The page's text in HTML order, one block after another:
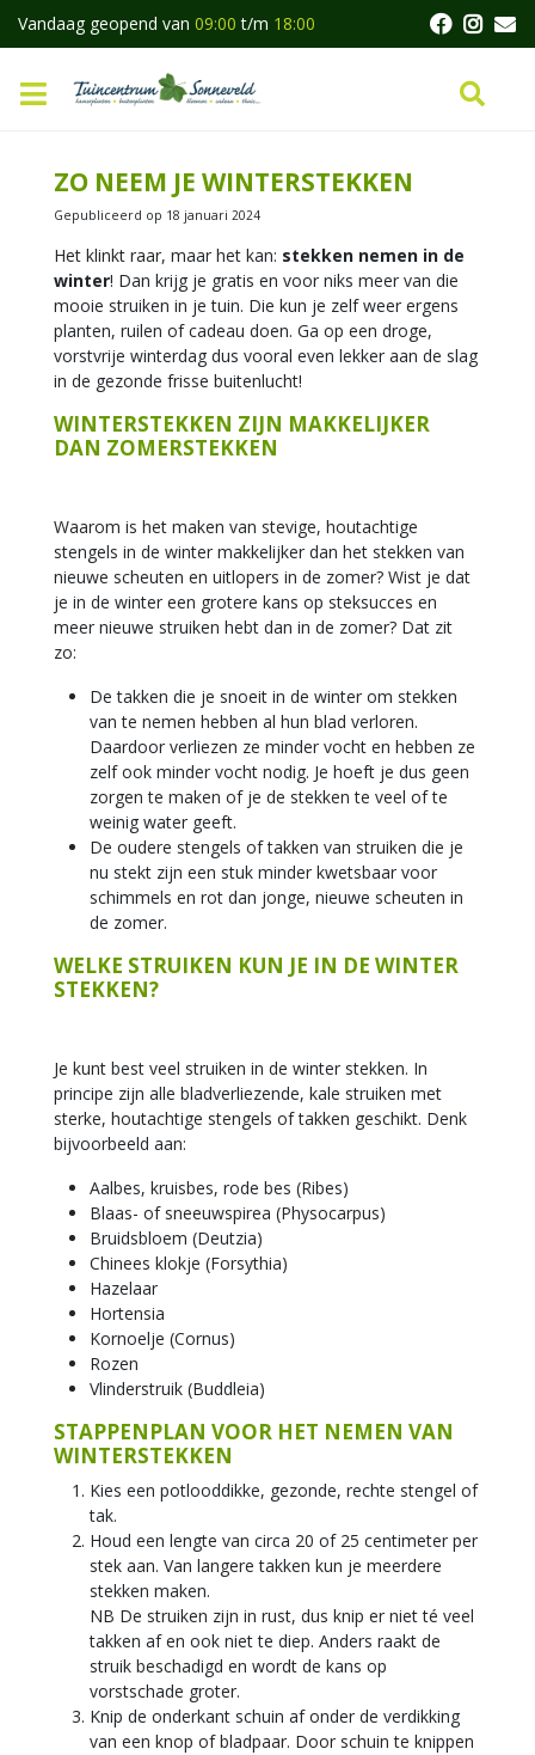
Vandaag geopend van 09:00 t/m 18:00
ZO NEEM JE WINTERSTEKKEN
Gepubliceerd op 18 januari 2024
Het klinkt raar, maar het kan: stekken nemen in de
winter! Dan krijg je gratis en voor niks meer van die
mooie struiken in je tuin. Die kun je zelf weer ergens
planten, ruilen of cadeau doen. Ga op een droge,
vorstvrije winterdag dus vooral even lekker aan de slag
in de gezonde frisse buitenlucht!
WINTERSTEKKEN ZIJN MAKKELIJKER
DAN ZOMERSTEKKEN
Waarom is het maken van stevige, houtachtige
stengels in de winter makkelijker dan het stekken van
nieuwe scheuten en uitlopers in de zomer? Wist je dat
je in de winter een grotere kans op steksucces en
meer nieuwe struiken hebt dan in de zomer? Dat zit
zo:
De takken die je snoeit in de winter om stekken
van te nemen hebben al hun blad verloren.
Daardoor verliezen ze minder vocht en hebben ze
zelf ook minder vocht nodig. Je hoeft je dus geen
zorgen te maken of je de stekken te veel of te
weinig water geeft.
De oudere stengels of takken van struiken die je
nu stekt zijn een stuk minder kwetsbaar voor
schimmels en rot dan jonge, nieuwe scheuten in
de zomer.
WELKE STRUIKEN KUN JE IN DE WINTER
STEKKEN?
Je kunt best veel struiken in de winter stekken. In
principe zijn alle bladverliezende, kale struiken met
sterke, houtachtige stengels of takken geschikt. Denk
bijvoorbeeld aan:
Aalbes, kruisbes, rode bes (Ribes)
Blaas- of sneeuwspirea (Physocarpus)
Bruidsbloem (Deutzia)
Chinees klokje (Forsythia)
Hazelaar
Hortensia
Kornoelje (Cornus)
Rozen
Vlinderstruik (Buddleia)
STAPPENPLAN VOOR HET NEMEN VAN
WINTERSTEKKEN
Kies een potlooddikke, gezonde, rechte stengel of
tak.
Houd een lengte van circa 20 of 25 centimeter per
stek aan. Van langere takken kun je meerdere
stekken maken.
NB De struiken zijn in rust, dus knip er niet té veel
takken af en ook niet te diep. Anders raakt de
struik beschadigd en wordt de kans op
vorstschade groter.
Knip de onderkant schuin af onder de verdikking
van een knop of bladpaar. Door schuin te knippen